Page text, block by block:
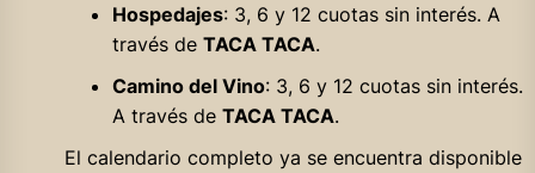
Hospedajes: 3, 6 y 12 cuotas sin interés. A
través de TACA TACA.
Camino del Vino: 3, 6 y 12 cuotas sin interés.
A través de TACA TACA.
El calendario completo ya se encuentra disponible